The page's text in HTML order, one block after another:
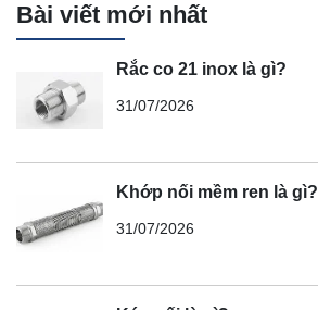
Bài viết mới nhất
Rắc co 21 inox là gì?
31/07/2026
Khớp nối mềm ren là gì?
31/07/2026